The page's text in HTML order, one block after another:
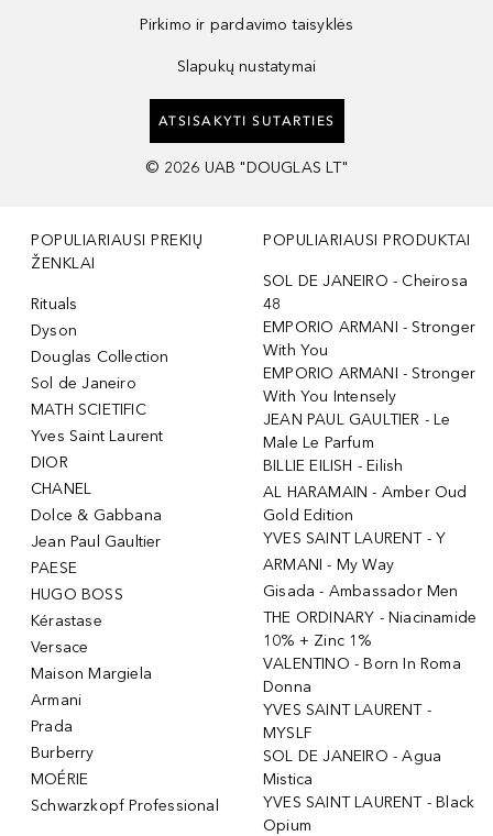
Pirkimo ir pardavimo taisyklės
Slapukų nustatymai
ATSISAKYTI SUTARTIES
© 2026 UAB "DOUGLAS LT"
POPULIARIAUSI PREKIŲ
ŽENKLAI
Rituals
Dyson
Douglas Collection
Sol de Janeiro
MATH SCIETIFIC
Yves Saint Laurent
DIOR
CHANEL
Dolce & Gabbana
Jean Paul Gaultier
PAESE
HUGO BOSS
Kérastase
Versace
Maison Margiela
Armani
Prada
Burberry
MOÉRIE
Schwarzkopf Professional
POPULIARIAUSI PRODUKTAI
SOL DE JANEIRO - Cheirosa
48
EMPORIO ARMANI - Stronger
With You
EMPORIO ARMANI - Stronger
With You Intensely
JEAN PAUL GAULTIER - Le
Male Le Parfum
BILLIE EILISH - Eilish
AL HARAMAIN - Amber Oud
Gold Edition
YVES SAINT LAURENT - Y
ARMANI - My Way
Gisada - Ambassador Men
THE ORDINARY - Niacinamide
10% + Zinc 1%
VALENTINO - Born In Roma
Donna
YVES SAINT LAURENT -
MYSLF
SOL DE JANEIRO - Agua
Mistica
YVES SAINT LAURENT - Black
Opium